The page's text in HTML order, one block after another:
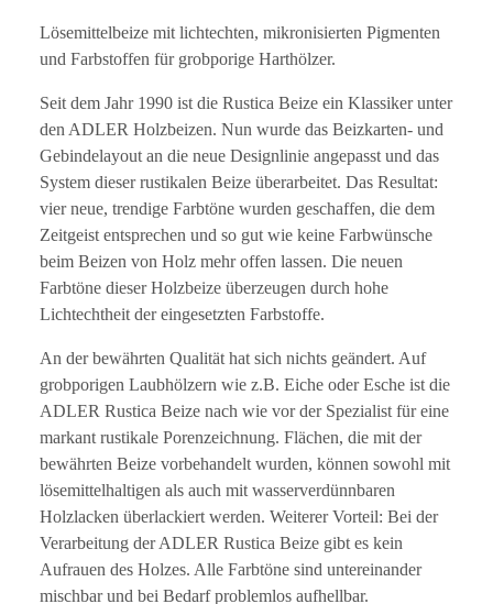
Lösemittelbeize mit lichtechten, mikronisierten Pigmenten
und Farbstoffen für grobporige Harthölzer.
Seit dem Jahr 1990 ist die Rustica Beize ein Klassiker unter
den ADLER Holzbeizen. Nun wurde das Beizkarten- und
Gebindelayout an die neue Designlinie angepasst und das
System dieser rustikalen Beize überarbeitet. Das Resultat:
vier neue, trendige Farbtöne wurden geschaffen, die dem
Zeitgeist entsprechen und so gut wie keine Farbwünsche
beim Beizen von Holz mehr offen lassen. Die neuen
Farbtöne dieser Holzbeize überzeugen durch hohe
Lichtechtheit der eingesetzten Farbstoffe.
An der bewährten Qualität hat sich nichts geändert. Auf
grobporigen Laubhölzern wie z.B. Eiche oder Esche ist die
ADLER Rustica Beize nach wie vor der Spezialist für eine
markant rustikale Porenzeichnung. Flächen, die mit der
bewährten Beize vorbehandelt wurden, können sowohl mit
lösemittelhaltigen als auch mit wasserverdünnbaren
Holzlacken überlackiert werden. Weiterer Vorteil: Bei der
Verarbeitung der ADLER Rustica Beize gibt es kein
Aufrauen des Holzes. Alle Farbtöne sind untereinander
mischbar und bei Bedarf problemlos aufhellbar.